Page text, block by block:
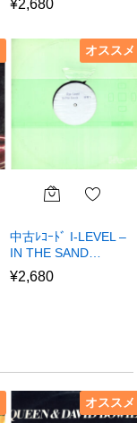
¥2,680
オススメ
中古ﾚｺｰﾄﾞ I-LEVEL –
IN THE SAND…
¥2,680
オススメ